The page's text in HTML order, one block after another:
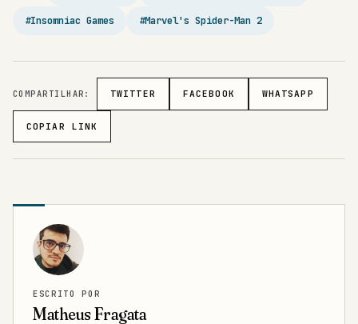
#Insomniac Games #Marvel's Spider-Man 2
COMPARTILHAR: TWITTER FACEBOOK WHATSAPP
COPIAR LINK
ESCRITO POR
Matheus Fragata